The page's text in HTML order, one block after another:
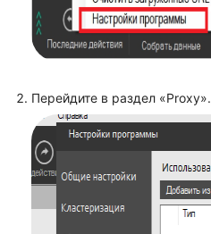
Перейдите в раздел «Proxy».